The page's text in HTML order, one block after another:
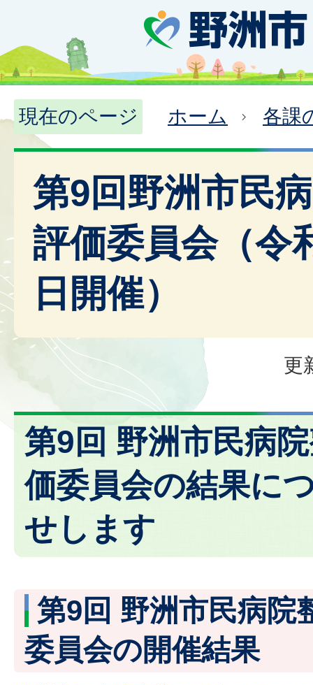
現在のページ ホーム 各課
第9回野洲市民
評価委員会（令
日開催）
更
第9回 野洲市民病
価委員会の結果に
せします
第9回 野洲市民病院
委員会の開催結果